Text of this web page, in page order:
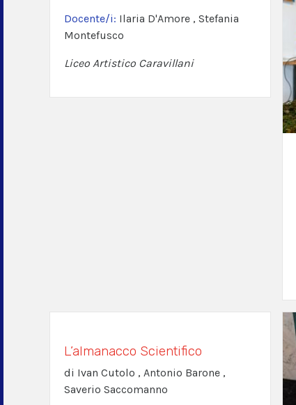
Docente/i: Ilaria D'Amore , Stefania
Montefusco
Liceo Artistico Caravillani
L’almanacco Scientifico
di Ivan Cutolo , Antonio Barone ,
Saverio Saccomanno